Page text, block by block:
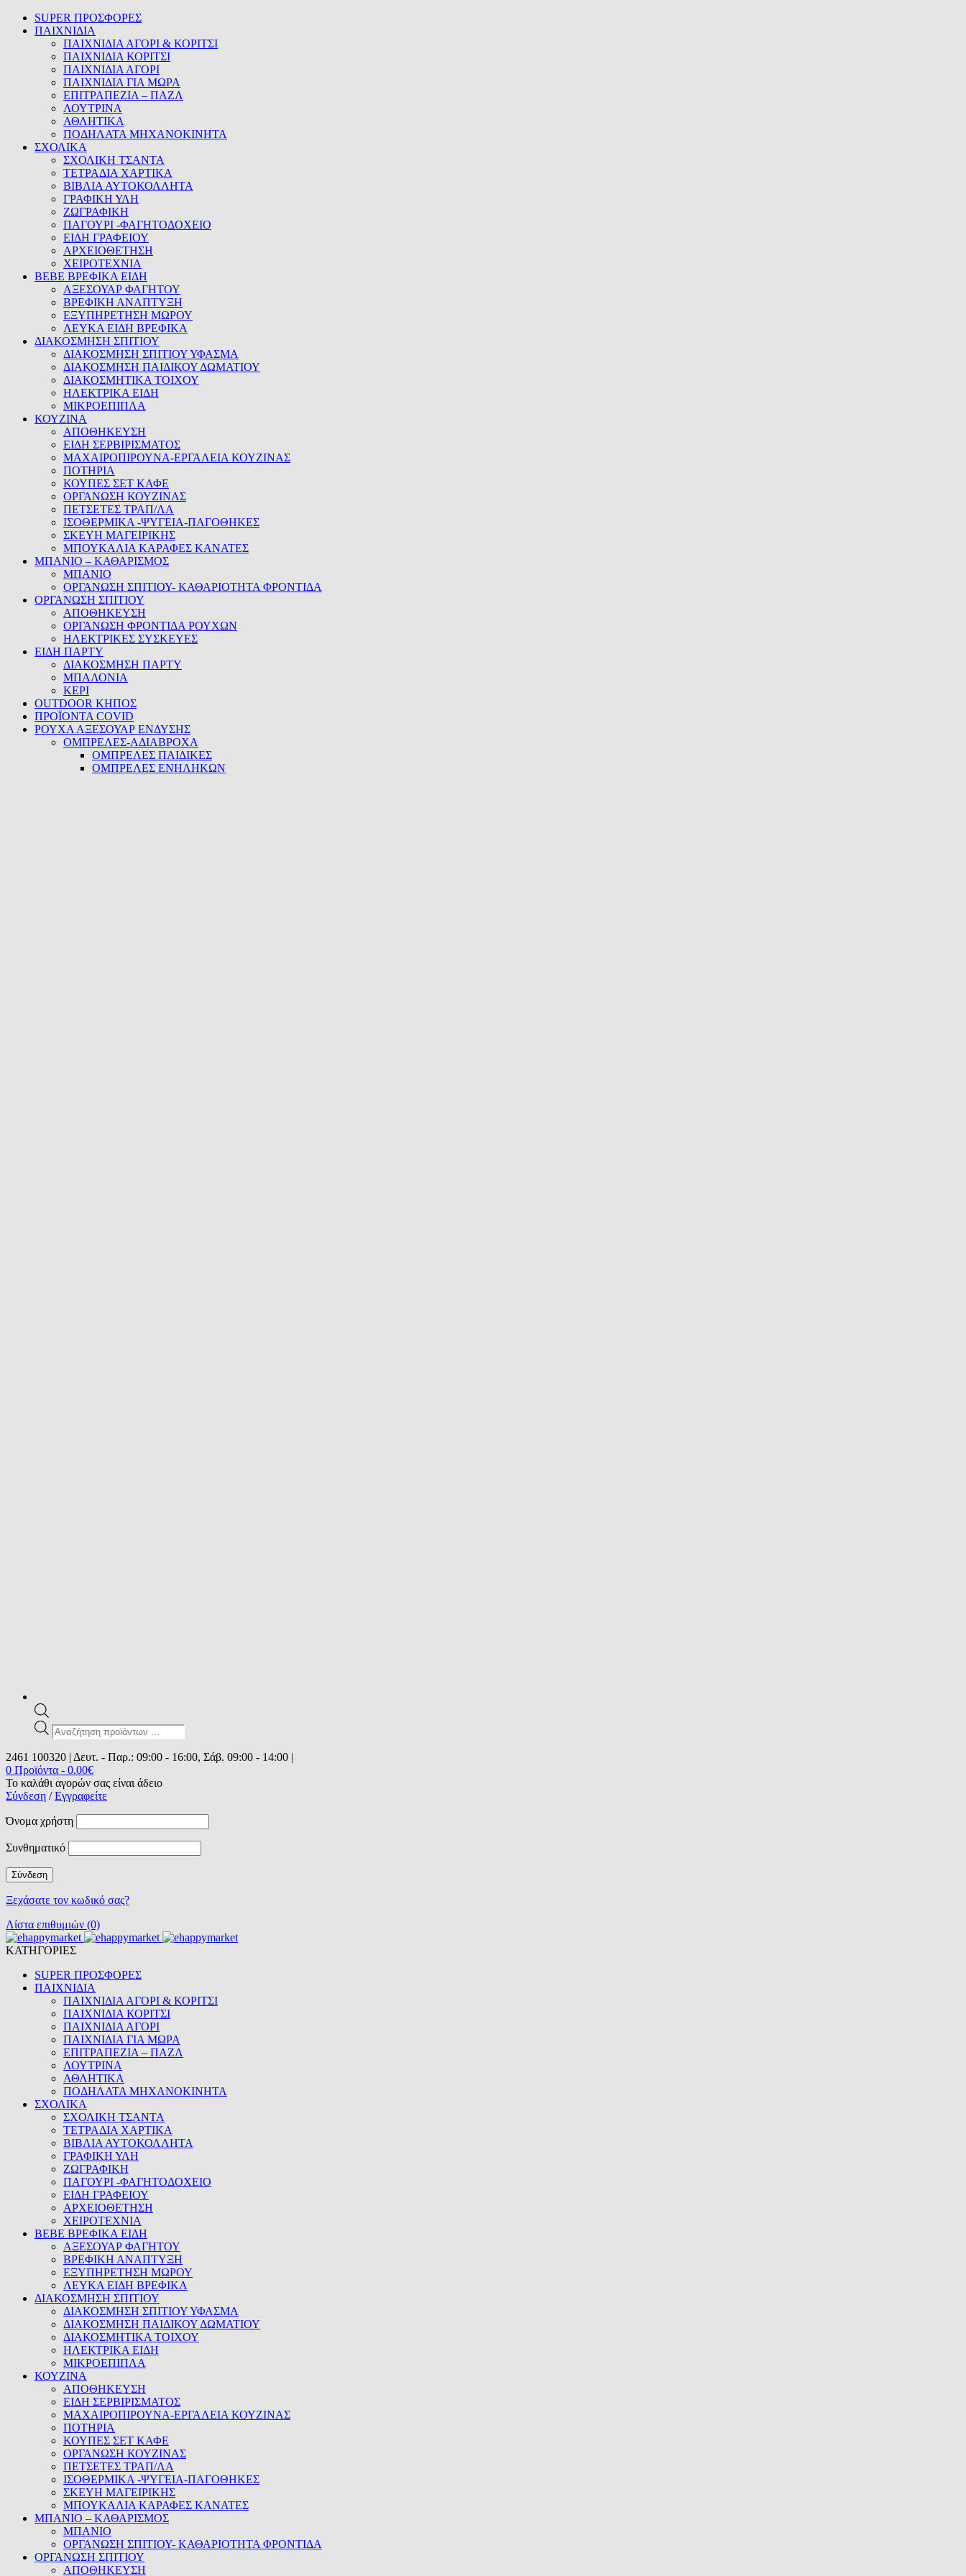
SUPER ΠΡΟΣΦΟΡΕΣ
ΠΑΙΧΝΙΔΙΑ
ΠΑΙΧΝΙΔΙΑ ΑΓΟΡΙ & ΚΟΡΙΤΣΙ
ΠΑΙΧΝΙΔΙΑ ΚΟΡΙΤΣΙ
ΠΑΙΧΝΙΔΙΑ ΑΓΟΡΙ
ΠΑΙΧΝΙΔΙΑ ΓΙΑ ΜΩΡΑ
ΕΠΙΤΡΑΠΕΖΙΑ – ΠΑΖΛ
ΛΟΥΤΡΙΝΑ
ΑΘΛΗΤΙΚΑ
ΠΟΔΗΛΑΤΑ ΜΗΧΑΝΟΚΙΝΗΤΑ
ΣΧΟΛΙΚΑ
ΣΧΟΛΙΚΗ ΤΣΑΝΤΑ
ΤΕΤΡΑΔΙΑ ΧΑΡΤΙΚΑ
ΒΙΒΛΙΑ ΑΥΤΟΚΟΛΛΗΤΑ
ΓΡΑΦΙΚΗ ΥΛΗ
ΖΩΓΡΑΦΙΚΗ
ΠΑΓΟΥΡΙ -ΦΑΓΗΤΟΔΟΧΕΙΟ
ΕΙΔΗ ΓΡΑΦΕΙΟΥ
ΑΡΧΕΙΟΘΕΤΗΣΗ
ΧΕΙΡΟΤΕΧΝΙΑ
BEBE ΒΡΕΦΙΚΑ ΕΙΔΗ
ΑΞΕΣΟΥΑΡ ΦΑΓΗΤΟΥ
ΒΡΕΦΙΚΗ ΑΝΑΠΤΥΞΗ
ΕΞΥΠΗΡΕΤΗΣΗ ΜΩΡΟΥ
ΛΕΥΚΑ ΕΙΔΗ ΒΡΕΦΙΚΑ
ΔΙΑΚΟΣΜΗΣΗ ΣΠΙΤΙΟΥ
ΔΙΑΚΟΣΜΗΣΗ ΣΠΙΤΙΟΥ ΥΦΑΣΜΑ
ΔΙΑΚΟΣΜΗΣΗ ΠΑΙΔΙΚΟΥ ΔΩΜΑΤΙΟΥ
ΔΙΑΚΟΣΜΗΤΙΚΑ ΤΟΙΧΟΥ
ΗΛΕΚΤΡΙΚΑ ΕΙΔΗ
ΜΙΚΡΟΕΠΙΠΛΑ
ΚΟΥΖΙΝΑ
ΑΠΟΘΗΚΕΥΣΗ
ΕΙΔΗ ΣΕΡΒΙΡΙΣΜΑΤΟΣ
ΜΑΧΑΙΡΟΠΙΡΟΥΝΑ-ΕΡΓΑΛΕΙΑ ΚΟΥΖΙΝΑΣ
ΠΟΤΗΡΙΑ
ΚΟΥΠΕΣ ΣΕΤ ΚΑΦΕ
ΟΡΓΑΝΩΣΗ ΚΟΥΖΙΝΑΣ
ΠΕΤΣΕΤΕΣ ΤΡΑΠ/ΛΑ
ΙΣΟΘΕΡΜΙΚΑ -ΨΥΓΕΙΑ-ΠΑΓΟΘΗΚΕΣ
ΣΚΕΥΗ ΜΑΓΕΙΡΙΚΗΣ
ΜΠΟΥΚΑΛΙΑ ΚΑΡΑΦΕΣ ΚΑΝΑΤΕΣ
ΜΠΑΝΙΟ – ΚΑΘΑΡΙΣΜΟΣ
ΜΠΑΝΙΟ
ΟΡΓΑΝΩΣΗ ΣΠΙΤΙΟΥ- ΚΑΘΑΡΙΟΤΗΤΑ ΦΡΟΝΤΙΔΑ
ΟΡΓΑΝΩΣΗ ΣΠΙΤΙΟΥ
ΑΠΟΘΗΚΕΥΣΗ
ΟΡΓΑΝΩΣΗ ΦΡΟΝΤΙΔΑ ΡΟΥΧΩΝ
ΗΛΕΚΤΡΙΚΕΣ ΣΥΣΚΕΥΕΣ
ΕΙΔΗ ΠΑΡΤΥ
ΔΙΑΚΟΣΜΗΣΗ ΠΑΡΤΥ
ΜΠΑΛΟΝΙΑ
ΚΕΡΙ
OUTDOOR ΚΗΠΟΣ
ΠΡΟΪΟΝΤΑ COVID
ΡΟΥΧΑ ΑΞΕΣΟΥΑΡ ΕΝΔΥΣΗΣ
ΟΜΠΡΕΛΕΣ-ΑΔΙΑΒΡΟΧΑ
ΟΜΠΡΕΛΕΣ ΠΑΙΔΙΚΕΣ
ΟΜΠΡΕΛΕΣ ΕΝΗΛΗΚΩΝ
Products
search
2461 100320 | Δευτ. - Παρ.: 09:00 - 16:00, Σάβ. 09:00 - 14:00 |
0 Προϊόντα - 0.00€
Το καλάθι αγορών σας είναι άδειο
Σύνδεση /Εγγραφείτε
Όνομα χρήστη
Συνθηματικό
Ξεχάσατε τον κωδικό σας?
Λίστα επιθυμιών (0)
ΚΑΤΗΓΟΡΙΕΣ
SUPER ΠΡΟΣΦΟΡΕΣ
ΠΑΙΧΝΙΔΙΑ
ΠΑΙΧΝΙΔΙΑ ΑΓΟΡΙ & ΚΟΡΙΤΣΙ
ΠΑΙΧΝΙΔΙΑ ΚΟΡΙΤΣΙ
ΠΑΙΧΝΙΔΙΑ ΑΓΟΡΙ
ΠΑΙΧΝΙΔΙΑ ΓΙΑ ΜΩΡΑ
ΕΠΙΤΡΑΠΕΖΙΑ – ΠΑΖΛ
ΛΟΥΤΡΙΝΑ
ΑΘΛΗΤΙΚΑ
ΠΟΔΗΛΑΤΑ ΜΗΧΑΝΟΚΙΝΗΤΑ
ΣΧΟΛΙΚΑ
ΣΧΟΛΙΚΗ ΤΣΑΝΤΑ
ΤΕΤΡΑΔΙΑ ΧΑΡΤΙΚΑ
ΒΙΒΛΙΑ ΑΥΤΟΚΟΛΛΗΤΑ
ΓΡΑΦΙΚΗ ΥΛΗ
ΖΩΓΡΑΦΙΚΗ
ΠΑΓΟΥΡΙ -ΦΑΓΗΤΟΔΟΧΕΙΟ
ΕΙΔΗ ΓΡΑΦΕΙΟΥ
ΑΡΧΕΙΟΘΕΤΗΣΗ
ΧΕΙΡΟΤΕΧΝΙΑ
BEBE ΒΡΕΦΙΚΑ ΕΙΔΗ
ΑΞΕΣΟΥΑΡ ΦΑΓΗΤΟΥ
ΒΡΕΦΙΚΗ ΑΝΑΠΤΥΞΗ
ΕΞΥΠΗΡΕΤΗΣΗ ΜΩΡΟΥ
ΛΕΥΚΑ ΕΙΔΗ ΒΡΕΦΙΚΑ
ΔΙΑΚΟΣΜΗΣΗ ΣΠΙΤΙΟΥ
ΔΙΑΚΟΣΜΗΣΗ ΣΠΙΤΙΟΥ ΥΦΑΣΜΑ
ΔΙΑΚΟΣΜΗΣΗ ΠΑΙΔΙΚΟΥ ΔΩΜΑΤΙΟΥ
ΔΙΑΚΟΣΜΗΤΙΚΑ ΤΟΙΧΟΥ
ΗΛΕΚΤΡΙΚΑ ΕΙΔΗ
ΜΙΚΡΟΕΠΙΠΛΑ
ΚΟΥΖΙΝΑ
ΑΠΟΘΗΚΕΥΣΗ
ΕΙΔΗ ΣΕΡΒΙΡΙΣΜΑΤΟΣ
ΜΑΧΑΙΡΟΠΙΡΟΥΝΑ-ΕΡΓΑΛΕΙΑ ΚΟΥΖΙΝΑΣ
ΠΟΤΗΡΙΑ
ΚΟΥΠΕΣ ΣΕΤ ΚΑΦΕ
ΟΡΓΑΝΩΣΗ ΚΟΥΖΙΝΑΣ
ΠΕΤΣΕΤΕΣ ΤΡΑΠ/ΛΑ
ΙΣΟΘΕΡΜΙΚΑ -ΨΥΓΕΙΑ-ΠΑΓΟΘΗΚΕΣ
ΣΚΕΥΗ ΜΑΓΕΙΡΙΚΗΣ
ΜΠΟΥΚΑΛΙΑ ΚΑΡΑΦΕΣ ΚΑΝΑΤΕΣ
ΜΠΑΝΙΟ – ΚΑΘΑΡΙΣΜΟΣ
ΜΠΑΝΙΟ
ΟΡΓΑΝΩΣΗ ΣΠΙΤΙΟΥ- ΚΑΘΑΡΙΟΤΗΤΑ ΦΡΟΝΤΙΔΑ
ΟΡΓΑΝΩΣΗ ΣΠΙΤΙΟΥ
ΑΠΟΘΗΚΕΥΣΗ